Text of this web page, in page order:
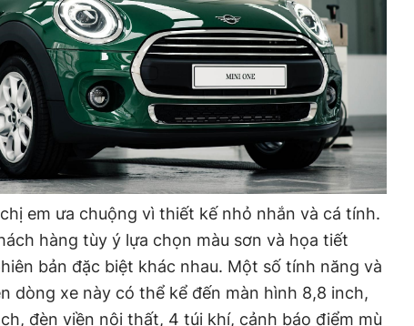
em ưa chuộng vì thiết kế nhỏ nhắn và cá tính.
hàng tùy ý lựa chọn màu sơn và họa tiết
bản đặc biệt khác nhau. Một số tính năng và
dòng xe này có thể kể đến màn hình 8,8 inch,
đèn viền nội thất, 4 túi khí, cảnh báo điểm mù